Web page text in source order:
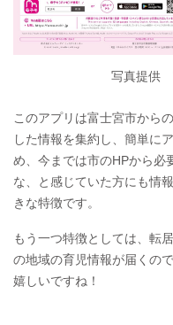
写真提供
このアプリは富士宮市から
した情報を集約し、簡単に
め、今までは市のHPから必
な、と感じていた方にも情
きな特徴です。
もう一つ特徴としては、転
の地域の育児情報が届くの
嬉しいですね！